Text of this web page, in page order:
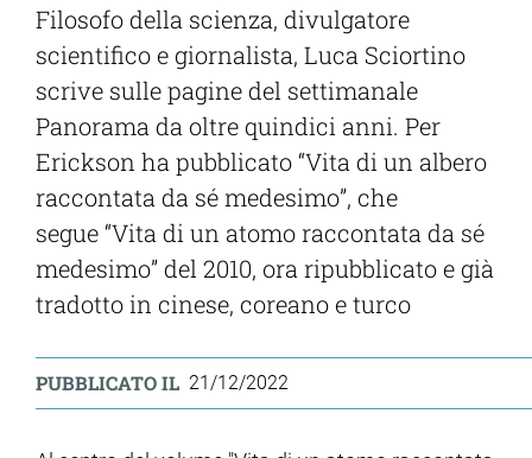
Filosofo della scienza, divulgatore
scientifico e giornalista, Luca Sciortino
scrive sulle pagine del settimanale
Panorama da oltre quindici anni. Per
Erickson ha pubblicato “Vita di un albero
raccontata da sé medesimo”, che
segue “Vita di un atomo raccontata da sé
medesimo” del 2010, ora ripubblicato e già
tradotto in cinese, coreano e turco
PUBBLICATO IL 21/12/2022